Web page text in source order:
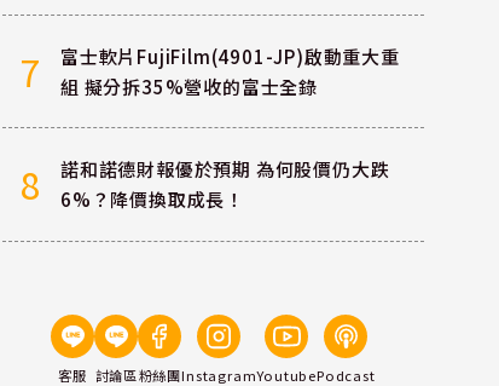
7
富士軟片FujiFilm(4901-JP)啟動重大重
組 擬分拆35%營收的富士全錄
8
諾和諾德財報優於預期 為何股價仍大跌
6%？降價換取成長！
客服 討論區粉絲團InstagramYoutubePodcast